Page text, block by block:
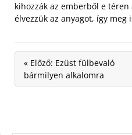
kihozzák az emberből e
élvezzük az anyagot, így
« Előző: Ezüst fülbevaló
bármilyen alkalomra